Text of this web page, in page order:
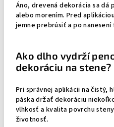
Áno, drevená dekorácia sa
alebo morením. Pred
jemne prebrúsiť a po
Ako dlho vydrží
dekoráciu na stene?
Pri správnej aplikácii na čistý,
páska držať dekoráciu
vlhkosť a kvalita povrchu
životnosť.